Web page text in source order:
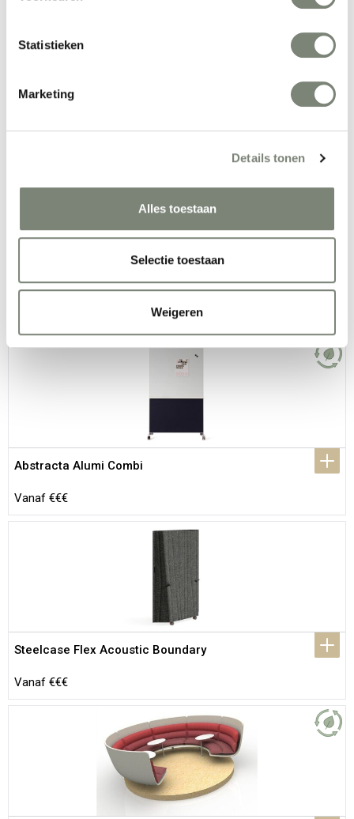
Statistieken
Marketing
Details tonen
Alles toestaan
Selectie toestaan
Weigeren
Deblick Cube One akoestische belcel
wandcabines
Abstracta Alumi Combi
Vanaf €€€
Steelcase Flex Acoustic Boundary
Vanaf €€€